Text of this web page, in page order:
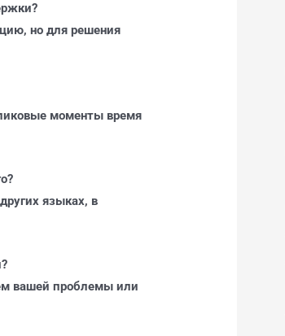
но для решения
моменты время
языках, в
вашей проблемы или